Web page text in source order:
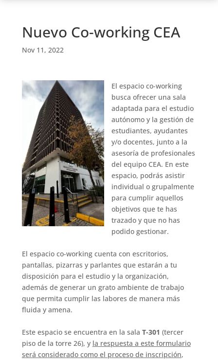
Nuevo Co-working CEA
Nov 11, 2022
El espacio co-working
busca ofrecer una sala
adaptada para el estudio
autónomo y la gestión de
estudiantes, ayudantes
y/o docentes, junto a la
asesoría de profesionales
del equipo CEA. En este
espacio, podrás asistir
individual o grupalmente
para cumplir aquellos
objetivos que te has
trazado y que no has
podido gestionar.
El espacio co-working cuenta con escritorios,
pantallas, pizarras y parlantes que estarán a tu
disposición para el estudio y la organización,
además de generar un grato ambiente de trabajo
que permita cumplir las labores de manera más
fluida y amena.
Este espacio se encuentra en la sala T-301 (tercer
piso de la torre 26), y la respuesta a este formulario
será considerado como el proceso de inscripción,